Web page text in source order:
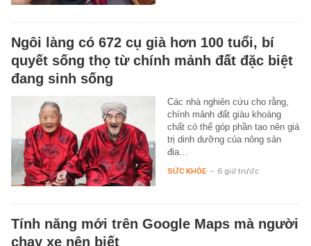
Ngôi làng có 672 cụ già hơn 100 tuổi, bí
quyết sống thọ từ chính mảnh đất đặc biệt
đang sinh sống
Các nhà nghiên cứu cho rằng,
chính mảnh đất giàu khoáng
chất có thể góp phần tạo nên giá
trị dinh dưỡng của nông sản
địa…
SỨC KHỎE - 6 giờ trước
Tính năng mới trên Google Maps mà người
chạy xe nên biết